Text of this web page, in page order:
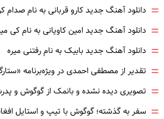
= دانلود آهنگ جدید کارو قربانی به نام صدام
= دانلود آهنگ جدید امین کاویانی به نام کی
= دانلود آهنگ جدید بابیک به نام رفتنی میره
= تقدیر از مصطفی احمدی در ویژه‌برنامه
= تصویری دیده نشده و بانمک از گوگوش و
=